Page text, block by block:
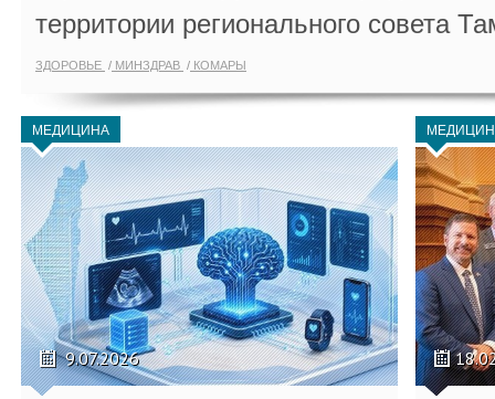
территории регионального совета
ЗДОРОВЬЕ МИНЗДРАВ КОМАРЫ
МЕДИЦИНА
9.07.2026